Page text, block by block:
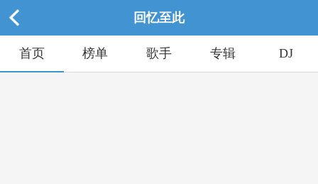
回忆至此
首页 榜单 歌手 专辑 DJ